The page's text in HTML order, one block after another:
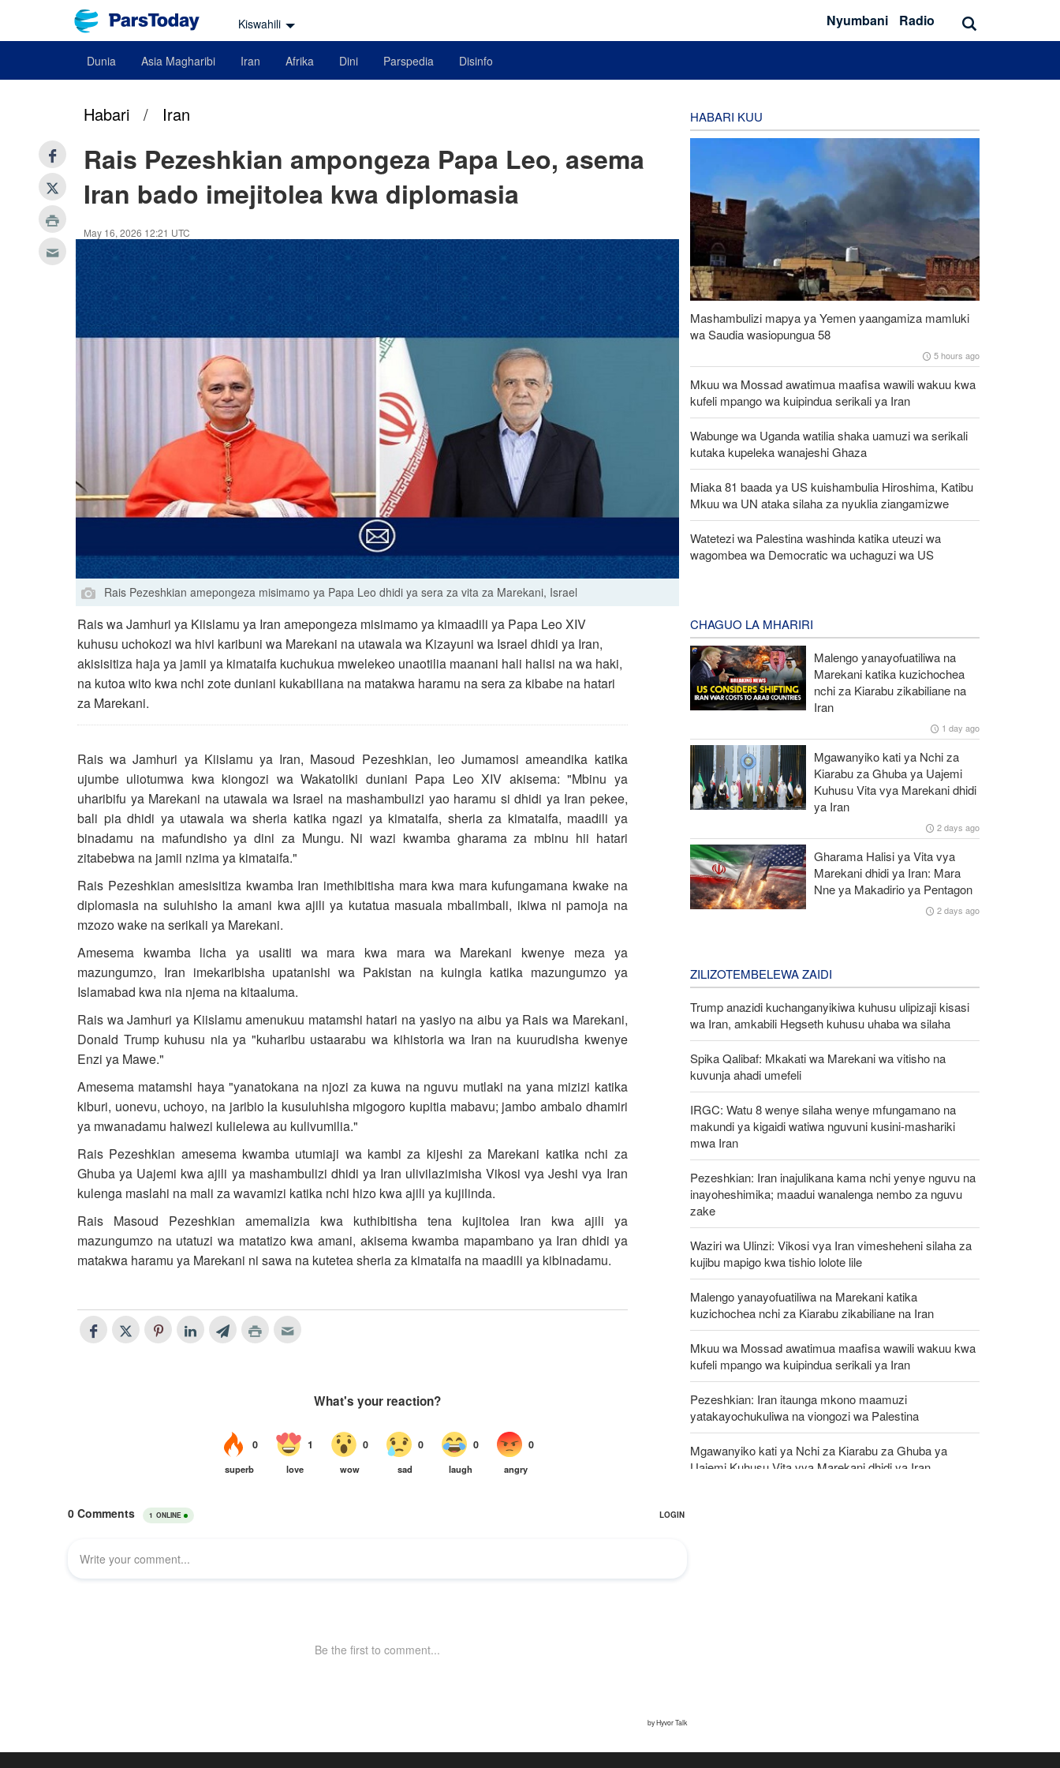
Kiswahili Nyumbani Radio
Dunia Asia Magharibi Iran Afrika Dini Parspedia Disinfo
Habari / Iran
Rais Pezeshkian ampongeza Papa Leo, asema
Iran bado imejitolea kwa diplomasia
May 16, 2026 12:21 UTC
Rais Pezeshkian amepongeza misimamo ya Papa Leo dhidi ya sera za vita za Marekani, Israel
Rais wa Jamhuri ya Kiislamu ya Iran amepongeza misimamo ya kimaadili ya Papa Leo XIV
kuhusu uchokozi wa hivi karibuni wa Marekani na utawala wa Kizayuni wa Israel dhidi ya Iran,
akisisitiza haja ya jamii ya kimataifa kuchukua mwelekeo unaotilia maanani hali halisi na wa haki,
na kutoa wito kwa nchi zote duniani kukabiliana na matakwa haramu na sera za kibabe na hatari
za Marekani.
Rais wa Jamhuri ya Kiislamu ya Iran, Masoud Pezeshkian, leo Jumamosi ameandika katika
ujumbe uliotumwa kwa kiongozi wa Wakatoliki duniani Papa Leo XIV akisema: "Mbinu ya
uharibifu ya Marekani na utawala wa Israel na mashambulizi yao haramu si dhidi ya Iran pekee,
bali pia dhidi ya utawala wa sheria katika ngazi ya kimataifa, sheria za kimataifa, maadili ya
binadamu na mafundisho ya dini za Mungu. Ni wazi kwamba gharama za mbinu hii hatari
zitabebwa na jamii nzima ya kimataifa."
Rais Pezeshkian amesisitiza kwamba Iran imethibitisha mara kwa mara kufungamana kwake na
diplomasia na suluhisho la amani kwa ajili ya kutatua masuala mbalimbali, ikiwa ni pamoja na
mzozo wake na serikali ya Marekani.
Amesema kwamba licha ya usaliti wa mara kwa mara wa Marekani kwenye meza ya
mazungumzo, Iran imekaribisha upatanishi wa Pakistan na kuingia katika mazungumzo ya
Islamabad kwa nia njema na kitaaluma.
Rais wa Jamhuri ya Kiislamu amenukuu matamshi hatari na yasiyo na aibu ya Rais wa Marekani,
Donald Trump kuhusu nia ya "kuharibu ustaarabu wa kihistoria wa Iran na kuurudisha kwenye
Enzi ya Mawe."
Amesema matamshi haya "yanatokana na njozi za kuwa na nguvu mutlaki na yana mizizi katika
kiburi, uonevu, uchoyo, na jaribio la kusuluhisha migogoro kupitia mabavu; jambo ambalo dhamiri
ya mwanadamu haiwezi kulielewa au kulivumilia."
Rais Pezeshkian amesema kwamba utumiaji wa kambi za kijeshi za Marekani katika nchi za
Ghuba ya Uajemi kwa ajili ya mashambulizi dhidi ya Iran ulivilazimisha Vikosi vya Jeshi vya Iran
kulenga maslahi na mali za wavamizi katika nchi hizo kwa ajili ya kujilinda.
Rais Masoud Pezeshkian amemalizia kwa kuthibitisha tena kujitolea Iran kwa ajili ya
mazungumzo na utatuzi wa matatizo kwa amani, akisema kwamba mapambano ya Iran dhidi ya
matakwa haramu ya Marekani ni sawa na kutetea sheria za kimataifa na maadili ya kibinadamu.
HABARI KUU
Mashambulizi mapya ya Yemen yaangamiza mamluki
wa Saudia wasiopungua 58
5 hours ago
Mkuu wa Mossad awatimua maafisa wawili wakuu kwa
kufeli mpango wa kuipindua serikali ya Iran
Wabunge wa Uganda watilia shaka uamuzi wa serikali
kutaka kupeleka wanajeshi Ghaza
Miaka 81 baada ya US kuishambulia Hiroshima, Katibu
Mkuu wa UN ataka silaha za nyuklia ziangamizwe
Watetezi wa Palestina washinda katika uteuzi wa
wagombea wa Democratic wa uchaguzi wa US
CHAGUO LA MHARIRI
Malengo yanayofuatiliwa na
Marekani katika kuzichochea
nchi za Kiarabu zikabiliane na
Iran
1 day ago
Mgawanyiko kati ya Nchi za
Kiarabu za Ghuba ya Uajemi
Kuhusu Vita vya Marekani dhidi
ya Iran
2 days ago
Gharama Halisi ya Vita vya
Marekani dhidi ya Iran: Mara
Nne ya Makadirio ya Pentagon
2 days ago
ZILIZOTEMBELEWA ZAIDI
Trump anazidi kuchanganyikiwa kuhusu ulipizaji kisasi
wa Iran, amkabili Hegseth kuhusu uhaba wa silaha
Spika Qalibaf: Mkakati wa Marekani wa vitisho na
kuvunja ahadi umefeli
IRGC: Watu 8 wenye silaha wenye mfungamano na
makundi ya kigaidi watiwa nguvuni kusini-mashariki
mwa Iran
Pezeshkian: Iran inajulikana kama nchi yenye nguvu na
inayoheshimika; maadui wanalenga nembo za nguvu
zake
Waziri wa Ulinzi: Vikosi vya Iran vimesheheni silaha za
kujibu mapigo kwa tishio lolote lile
Malengo yanayofuatiliwa na Marekani katika
kuzichochea nchi za Kiarabu zikabiliane na Iran
Mkuu wa Mossad awatimua maafisa wawili wakuu kwa
kufeli mpango wa kuipindua serikali ya Iran
Pezeshkian: Iran itaunga mkono maamuzi
yatakayochukuliwa na viongozi wa Palestina
Mgawanyiko kati ya Nchi za Kiarabu za Ghuba ya
Uajemi Kuhusu Vita vya Marekani dhidi ya Iran